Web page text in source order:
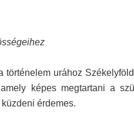
urához
képes megtartani a
érdemes.